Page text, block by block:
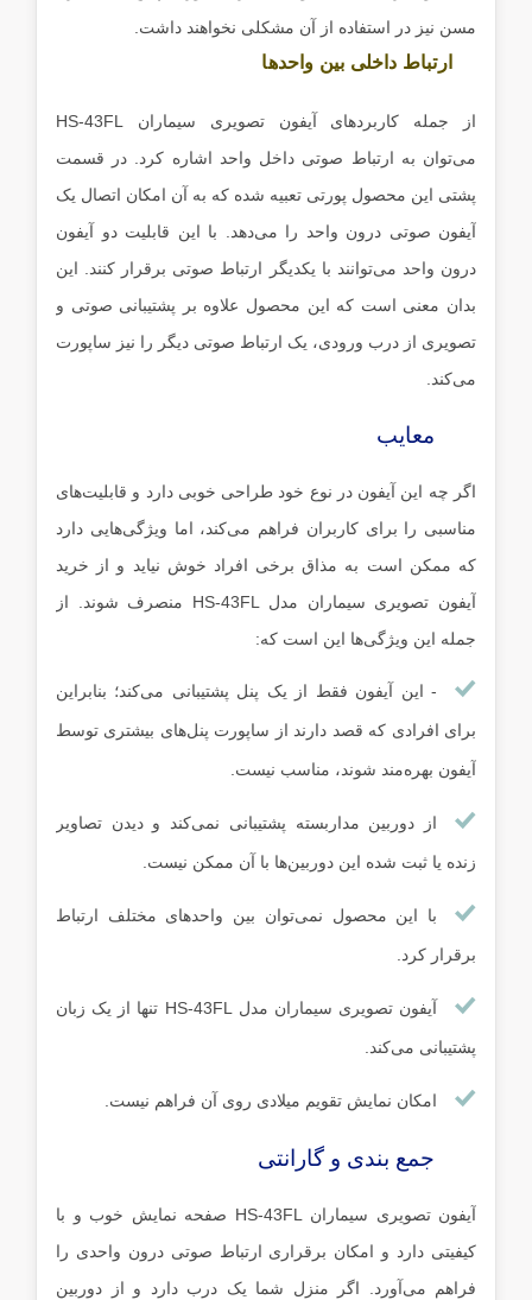
مسن نیز در استفاده از آن مشکلی نخواهند داشت.
ارتباط داخلی بین واحدها
از جمله کاربردهای آیفون تصویری سیماران HS-43FL
می‌توان به ارتباط صوتی داخل واحد اشاره کرد. در قسمت
پشتی این محصول پورتی تعبیه شده که به آن امکان اتصال یک
آیفون صوتی درون واحد را می‌دهد. با این قابلیت دو آیفون
درون واحد می‌توانند با یکدیگر ارتباط صوتی برقرار کنند. این
بدان معنی است که این محصول علاوه بر پشتیبانی صوتی و
تصویری از درب ورودی، یک ارتباط صوتی دیگر را نیز ساپورت
می‌کند.
معایب
اگر چه این آیفون در نوع خود طراحی خوبی دارد و قابلیت‌های
مناسبی را برای کاربران فراهم می‌کند، اما ویژگی‌هایی دارد
که ممکن است به مذاق برخی افراد خوش نیاید و از خرید
آیفون تصویری سیماران مدل HS-43FL منصرف شوند. از
جمله این ویژگی‌ها این است که:
- این آیفون فقط از یک پنل پشتیبانی می‌کند؛ بنابراین
برای افرادی که قصد دارند از ساپورت پنل‌های بیشتری توسط
آیفون بهره‌مند شوند، مناسب نیست.
از دوربین مداربسته پشتیبانی نمی‌کند و دیدن تصاویر
زنده یا ثبت شده این دوربین‌ها با آن ممکن نیست.
با این محصول نمی‌توان بین واحدهای مختلف ارتباط
برقرار کرد.
آیفون تصویری سیماران مدل HS-43FL تنها از یک زبان
پشتیبانی می‌کند.
امکان نمایش تقویم میلادی روی آن فراهم نیست.
جمع بندی و گارانتی
آیفون تصویری سیماران HS-43FL صفحه نمایش خوب و با
کیفیتی دارد و امکان برقراری ارتباط صوتی درون واحدی را
فراهم می‌آورد. اگر منزل شما یک درب دارد و از دوربین